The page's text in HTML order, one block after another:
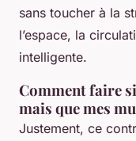
sans toucher à la
l’espace, la
intelligente.
Comment faire
mais que mes
Justement, ce